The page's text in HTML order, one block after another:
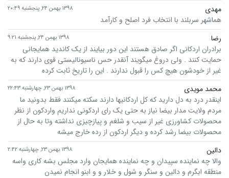
مهدی ۱۳۹۸ بهمن ۲۴, پنجشنبه ۲۰:۴۹
هماشهر سربلند با انتخاب فرد اصلح و کارآمد
رضا
۱۳۹۸ بهمن ۲۴, پنجشنبه ۹:۲۱
برادران اردکانی اگر صادق هستند این دور بیایند از یک کاندید همایجانی
حمایت کنند . ولی دروغ میگویند آنقدر حس ناسیونالیستی قوی دارند که به
غیر از خودشون هیچ کس را قبول ندارند . این را تاریخ ثابت کرده
محمد مویدی
۱۳۹۸ بهمن ۲۳, چهارشنبه ۲۲:۴۳
اینقدر درد به دل دارید که کل اردکانیها دارند سکته میکنند فقط بدونید ما
مردم ولایت مدار بیضا نیاز به حتی یک رای اردکونی نداریم واردکون از نظر
محصولات کشاورزی غیر از سیب و شلغم و پیازچیزی نداشته وتا به حال از
محصولات بیضا رشد کرده و دیگر اردکون از رده خارج میشه
دالین
۱۳۹۸ بهمن ۲۳, چهارشنبه ۲:۴۲
والا چه نماینده سپیدان و چه نماینده همایجان وارد مجلس بشه کاری واسه
منطقه ابگرم و دالین و سنگر و شول و خلار و و ابنو انجام نمیدن